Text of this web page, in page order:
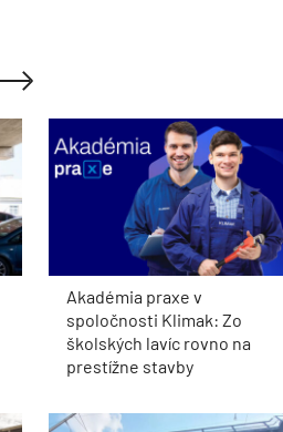
Akadémia praxe v
spoločnosti Klimak: Zo
školských lavíc rovno na
prestížne stavby